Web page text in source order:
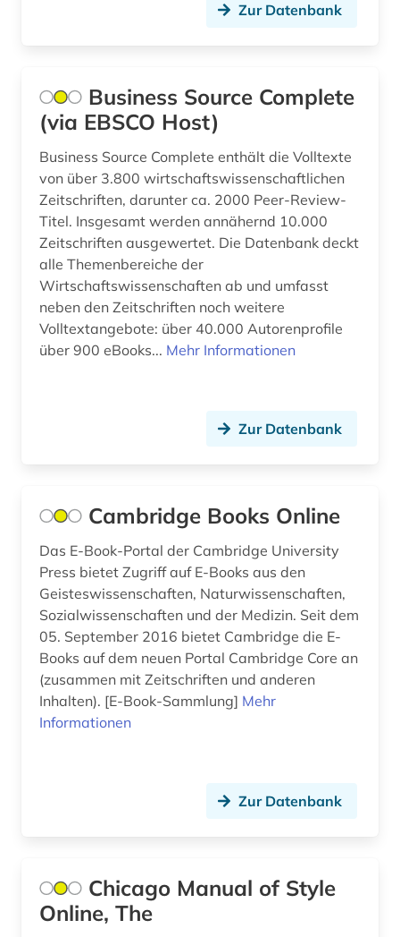
Zur Datenbank
Business Source Complete
(via EBSCO Host)
Business Source Complete enthält die Volltexte
von über 3.800 wirtschaftswissenschaftlichen
Zeitschriften, darunter ca. 2000 Peer-Review-
Titel. Insgesamt werden annähernd 10.000
Zeitschriften ausgewertet. Die Datenbank deckt
alle Themenbereiche der
Wirtschaftswissenschaften ab und umfasst
neben den Zeitschriften noch weitere
Volltextangebote: über 40.000 Autorenprofile
über 900 eBooks... Mehr Informationen
Zur Datenbank
Cambridge Books Online
Das E-Book-Portal der Cambridge University
Press bietet Zugriff auf E-Books aus den
Geisteswissenschaften, Naturwissenschaften,
Sozialwissenschaften und der Medizin. Seit dem
05. September 2016 bietet Cambridge die E-
Books auf dem neuen Portal Cambridge Core an
(zusammen mit Zeitschriften und anderen
Inhalten). [E-Book-Sammlung] Mehr
Informationen
Zur Datenbank
Chicago Manual of Style
Online, The